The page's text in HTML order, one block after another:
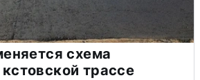
схема
трассе